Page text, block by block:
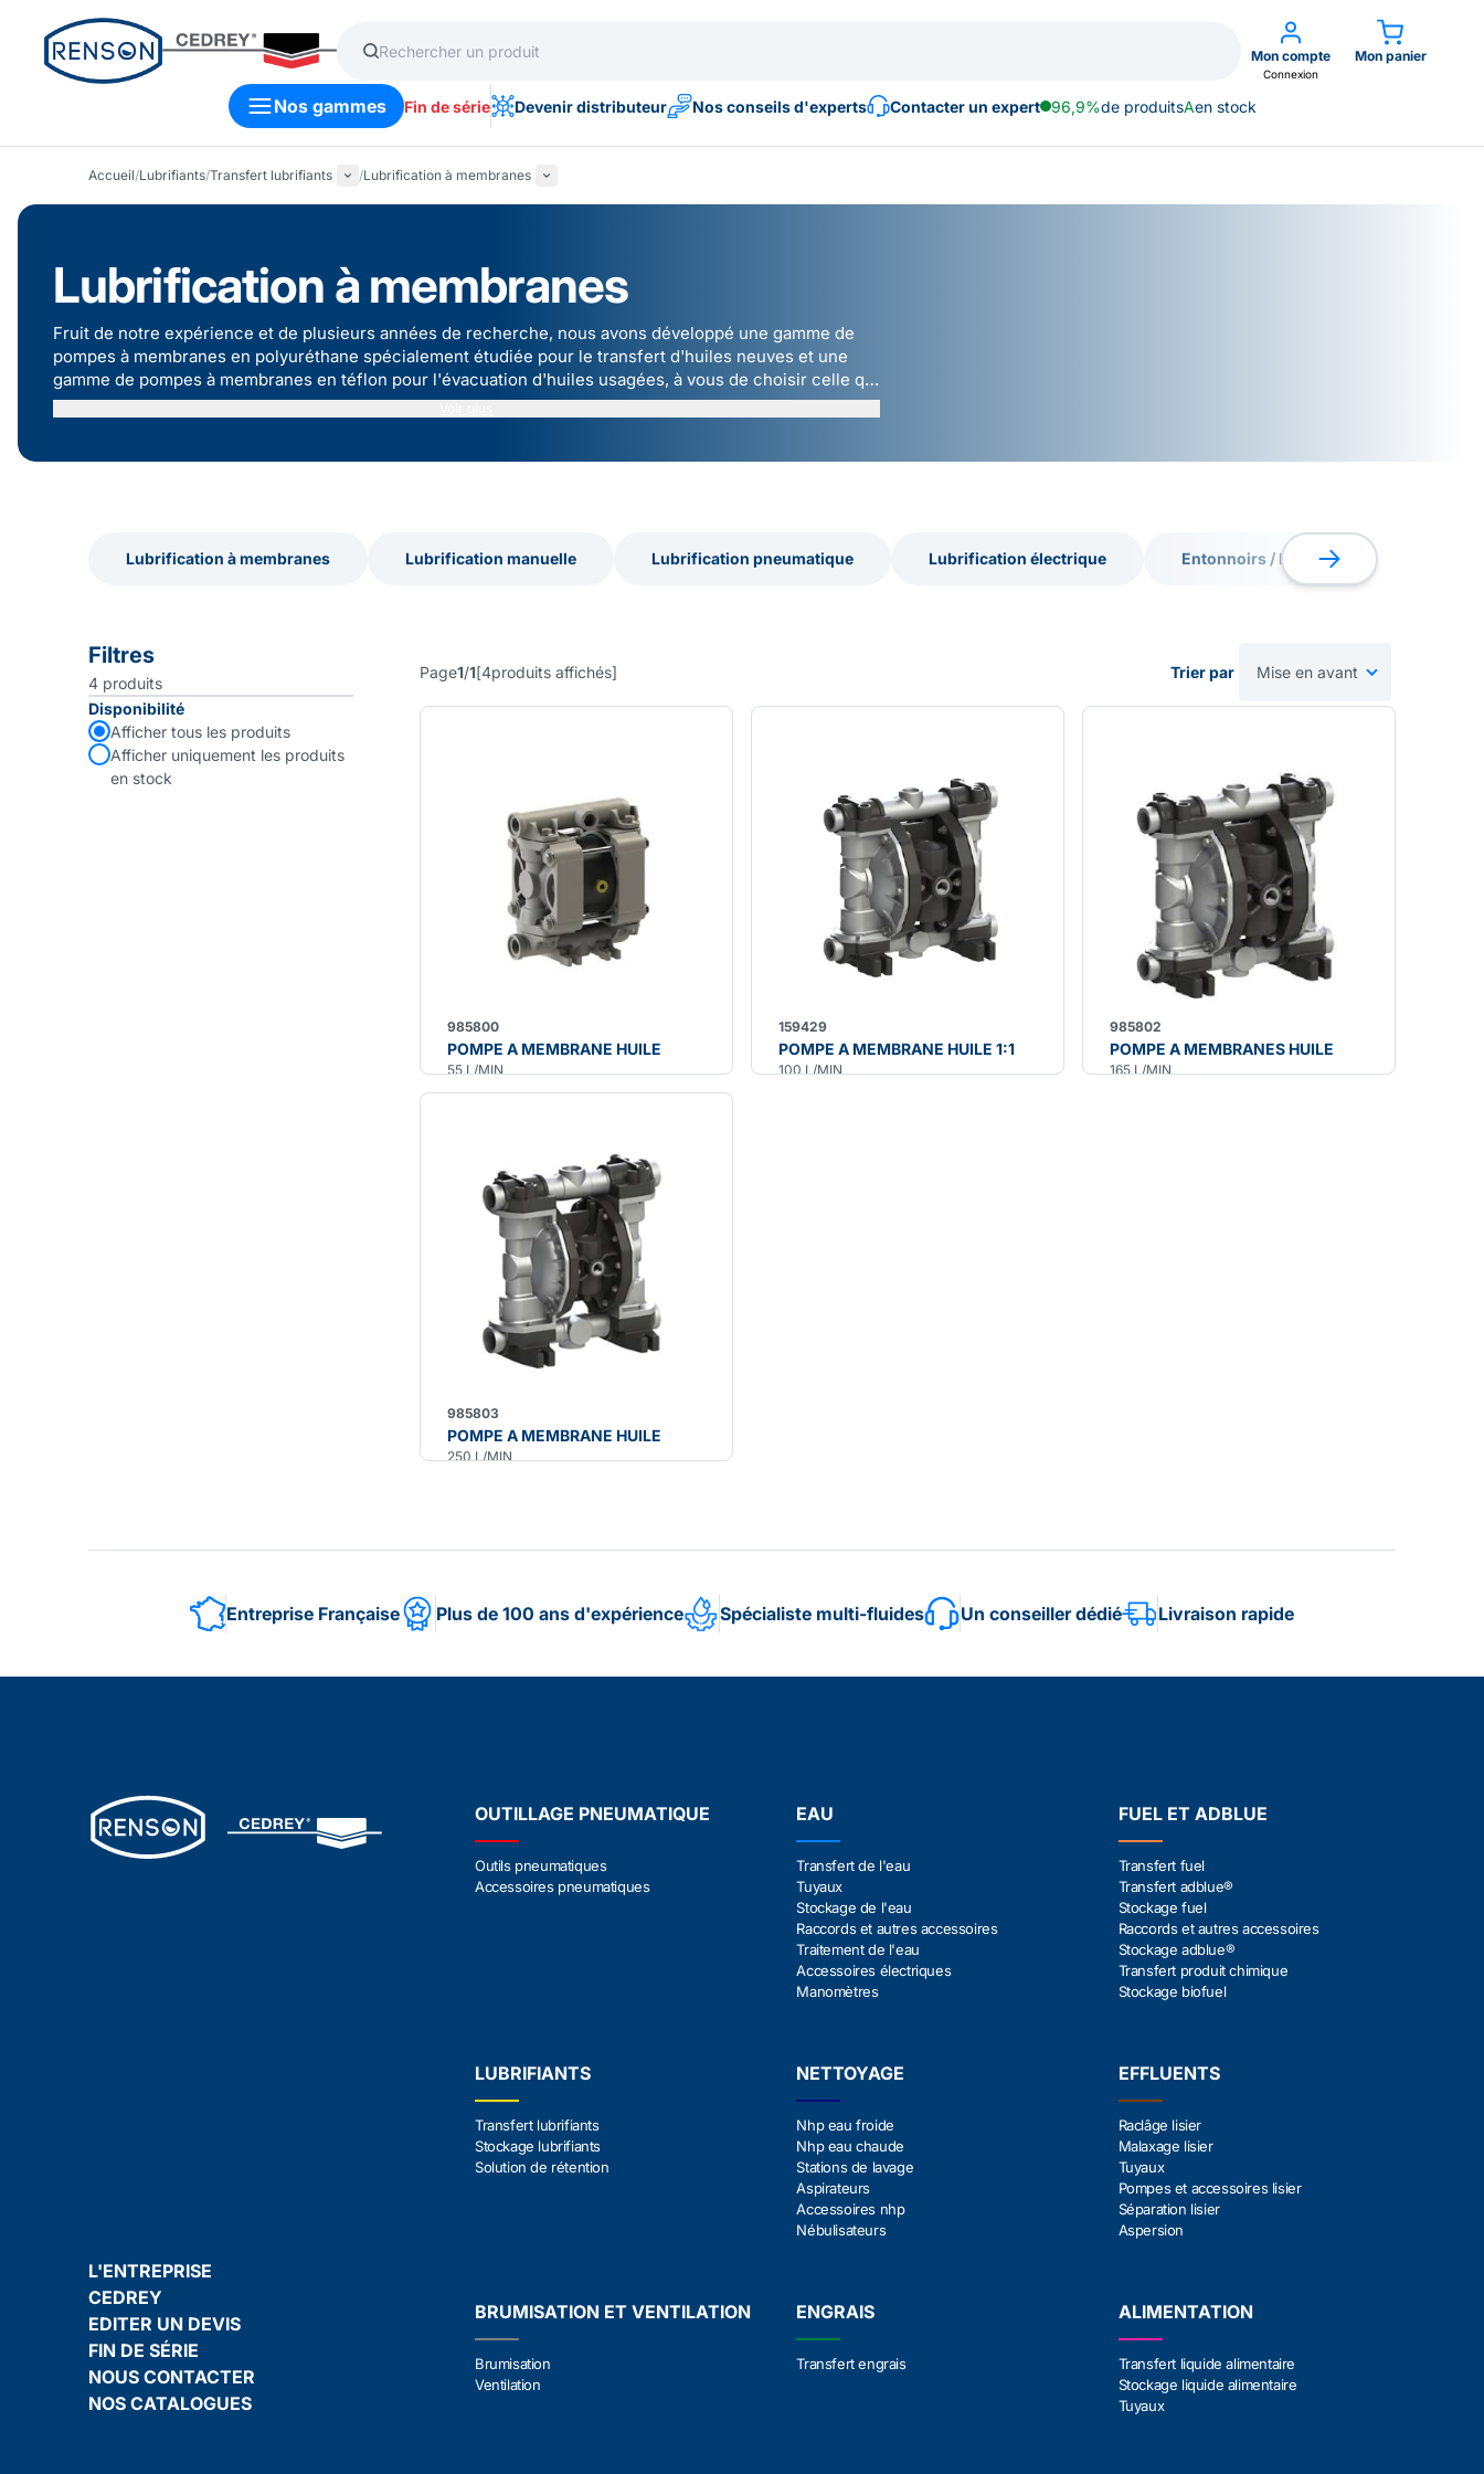
Mon compte
Connexion
Mon panier
Nos gammes Fin de série Devenir distributeur Nos conseils d'experts Contacter un expert 96,9%de produitsAen stock
Accueil/Lubrifiants/Transfert lubrifiants /Lubrification à membranes
Lubrification à membranes
Fruit de notre expérience et de plusieurs années de recherche, nous avons développé une gamme de
pompes à membranes en polyuréthane spécialement étudiée pour le transfert d'huiles neuves et une
gamme de pompes à membranes en téflon pour l'évacuation d'huiles usagées, à vous de choisir celle qui
correspondra le mieux à votre besoin.
Lubrification à membranes
Lubrification manuelle
Lubrification pneumatique
Lubrification électrique
Entonnoirs / brocs
Entonnoirs / brocs
Filtres
4 produits
Disponibilité
Afficher tous les produits
Afficher uniquement les produits
en stock
Page1/1[4produits affichés] Trier par
985800
POMPE A MEMBRANE HUILE
55 L/MIN
159429
POMPE A MEMBRANE HUILE 1:1
100 L/MIN
985802
POMPE A MEMBRANES HUILE
165 L/MIN
985803
POMPE A MEMBRANE HUILE
250 L/MIN
Entreprise Française Plus de 100 ans d'expérience Spécialiste multi-fluides Un conseiller dédié Livraison rapide
L'ENTREPRISE
CEDREY
EDITER UN DEVIS
FIN DE SÉRIE
NOUS CONTACTER
NOS CATALOGUES
OUTILLAGE PNEUMATIQUE
Outils pneumatiques
Accessoires pneumatiques
EAU
Transfert de l'eau
Tuyaux
Stockage de l'eau
Raccords et autres accessoires
Traitement de l'eau
Accessoires électriques
Manomètres
FUEL ET ADBLUE
Transfert fuel
Transfert adblue®
Stockage fuel
Raccords et autres accessoires
Stockage adblue®
Transfert produit chimique
Stockage biofuel
LUBRIFIANTS
Transfert lubrifiants
Stockage lubrifiants
Solution de rétention
NETTOYAGE
Nhp eau froide
Nhp eau chaude
Stations de lavage
Aspirateurs
Accessoires nhp
Nébulisateurs
EFFLUENTS
Raclâge lisier
Malaxage lisier
Tuyaux
Pompes et accessoires lisier
Séparation lisier
Aspersion
BRUMISATION ET VENTILATION
Brumisation
Ventilation
ENGRAIS
Transfert engrais
ALIMENTATION
Transfert liquide alimentaire
Stockage liquide alimentaire
Tuyaux